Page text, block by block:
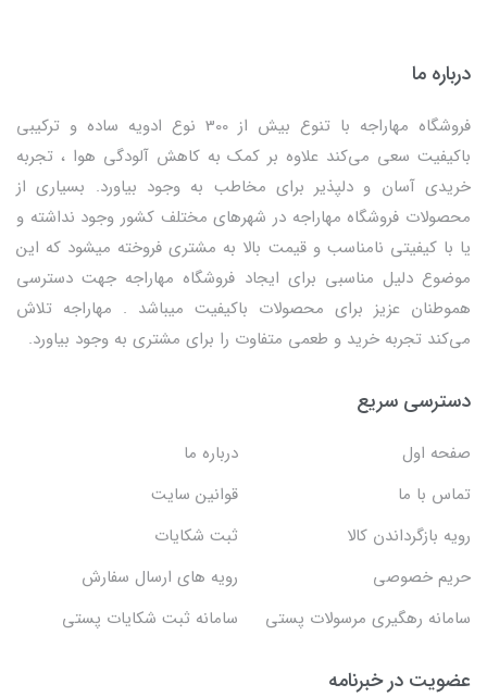
درباره ما
فروشگاه مهاراجه با تنوع بیش از 300 نوع ادویه ساده و ترکیبی
باکیفیت سعی می‌کند علاوه بر کمک به کاهش آلودگی هوا ، تجربه
خریدی آسان و دلپذیر برای مخاطب به وجود بیاورد. بسیاری از
محصولات فروشگاه مهاراجه در شهرهای مختلف کشور وجود نداشته و
یا با کیفیتی نامناسب و قیمت بالا به مشتری فروخته میشود که این
موضوع دلیل مناسبی برای ایجاد فروشگاه مهاراجه جهت دسترسی
هموطنان عزیز برای محصولات باکیفیت میباشد . مهاراجه تلاش
می‌کند تجربه خرید و طعمی متفاوت را برای مشتری به وجود بیاورد.
دسترسی سریع
صفحه اول
درباره ما
تماس با ما
قوانین سایت
رویه بازگرداندن کالا
ثبت شکایات
حریم خصوصی
رویه های ارسال سفارش
سامانه رهگیری مرسولات پستی
سامانه ثبت شکایات پستی
عضویت در خبرنامه